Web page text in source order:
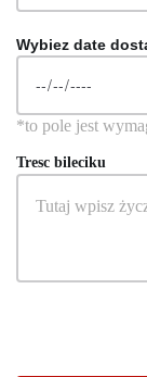
Wybiez date
Tresc bileciku